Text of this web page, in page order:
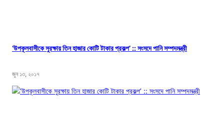
‘উপকূলবাসীকে সুরক্ষায় তিন হাজার কোটি টাকার প্রকল্প’ :: সংসদে পানি সম্পদমন্ত্রী
জুন ১৩, ২০১৭